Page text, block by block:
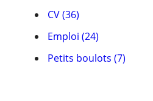
CV (36)
Emploi (24)
Petits boulots (7)